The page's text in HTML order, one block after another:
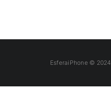
EsferaiPhone © 2024